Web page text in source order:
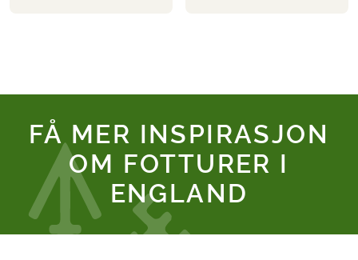
FÅ MER INSPIRASJON
OM FOTTURER I
ENGLAND